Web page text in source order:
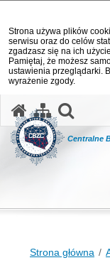
Strona używa plików
serwisu oraz do celów
zgadzasz się na ich
Pamiętaj, że możesz
ustawienia przeglądarki.
wyrażenie zgody.
Centralne
Strona główna